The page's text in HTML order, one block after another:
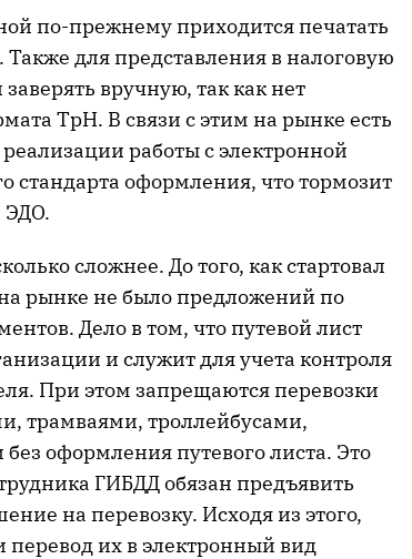
по-прежнему приходится печатать
для представления в налоговую
вручную, так как нет
ТрН. В связи с этим на рынке есть
работы с электронной
стандарта оформления, что тормозит
ЭДО.
сложнее. До того, как стартовал
рынке не было предложений по
Дело в том, что путевой лист
и служит для учета контроля
При этом запрещаются перевозки
трамваями, троллейбусами,
оформления путевого листа. Это
ГИБДД обязан предъявить
на перевозку. Исходя из этого,
перевод их в электронный вид